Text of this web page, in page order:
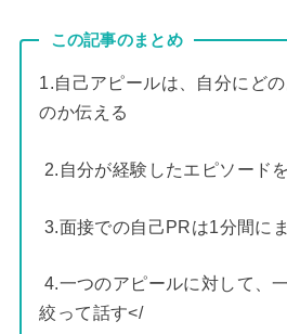
この記事のまとめ
1.自己アピールは、自分にど
のか伝える
2.自分が経験したエピソード
3.面接での自己PRは1分間に
4.一つのアピールに対して、
絞って話す</